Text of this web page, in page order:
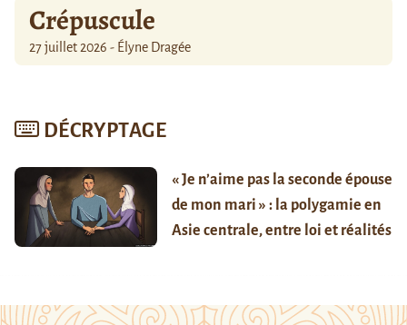
Crépuscule
27 juillet 2026 - Élyne Dragée
DÉCRYPTAGE
« Je n’aime pas la seconde épouse
de mon mari » : la polygamie en
Asie centrale, entre loi et réalités